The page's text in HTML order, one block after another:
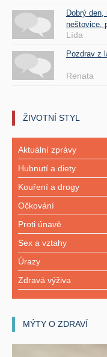
Dobrý
neštovice,
Lída
Pozdrav z
Renata
ŽIVOTNÍ STYL
Aktuální zprávy
Hubnutí a diety
Kouření a drogy
Očkování
Proti únavě
Sex a vztahy
Úrazy
Zdravá výživa
MÝTY O ZDRAVÍ